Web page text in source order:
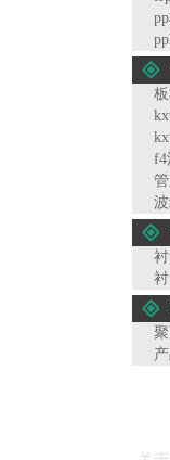
f4